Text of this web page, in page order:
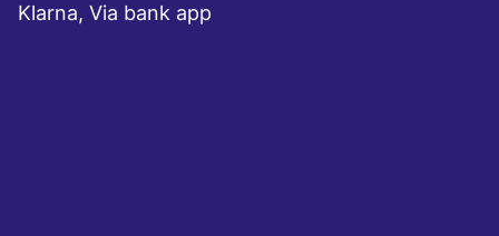
Klarna, Via bank app